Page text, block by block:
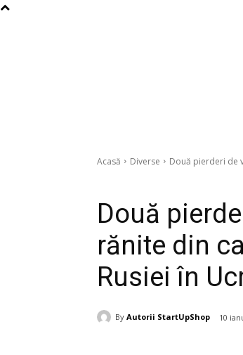
Acasă Diverse Două pierderi de
Două
rănite din
Rusiei în
By Autorii StartUpShop 10